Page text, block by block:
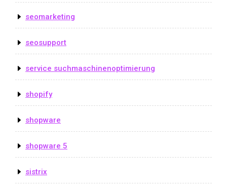
seomarketing
seosupport
service suchmaschinenoptimierung
shopify
shopware
shopware 5
sistrix